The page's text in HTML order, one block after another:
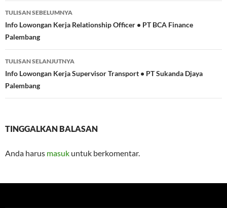
Navigasi
Tulisan
TULISAN SEBELUMNYA
Info Lowongan Kerja Relationship Officer • PT BCA Finance
Palembang
TULISAN SELANJUTNYA
Info Lowongan Kerja Supervisor Transport • PT Sukanda Djaya
Palembang
TINGGALKAN BALASAN
Anda harus masuk untuk berkomentar.